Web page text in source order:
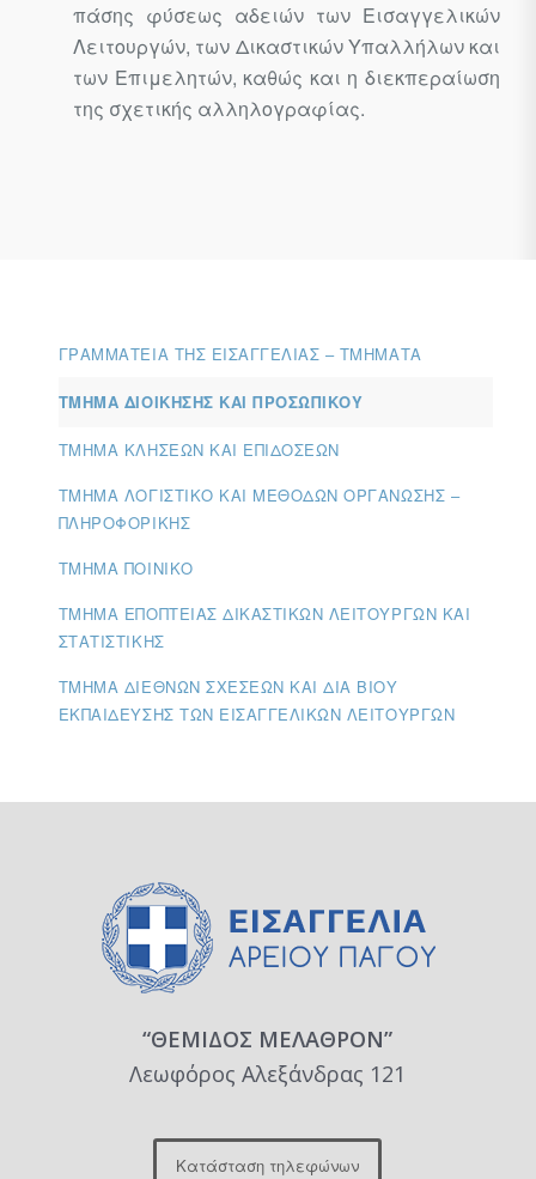
πάσης φύσεως αδειών των Εισαγγελικών
Λειτουργών, των Δικαστικών Υπαλλήλων και
των Επιμελητών, καθώς και η διεκπεραίωση
της σχετικής αλληλογραφίας.
ΓΡΑΜΜΑΤΕΊΑ ΤΗΣ ΕΙΣΑΓΓΕΛΊΑΣ – ΤΜΉΜΑΤΑ
ΤΜΉΜΑ ΔΙΟΊΚΗΣΗΣ ΚΑΙ ΠΡΟΣΩΠΙΚΟΎ
ΤΜΉΜΑ ΚΛΉΣΕΩΝ ΚΑΙ ΕΠΙΔΌΣΕΩΝ
ΤΜΉΜΑ ΛΟΓΙΣΤΙΚΌ ΚΑΙ ΜΕΘΌΔΩΝ ΟΡΓΆΝΩΣΗΣ –
ΠΛΗΡΟΦΟΡΙΚΉΣ
ΤΜΉΜΑ ΠΟΙΝΙΚΌ
ΤΜΉΜΑ ΕΠΟΠΤΕΊΑΣ ΔΙΚΑΣΤΙΚΏΝ ΛΕΙΤΟΥΡΓΏΝ ΚΑΙ
ΣΤΑΤΙΣΤΙΚΉΣ
ΤΜΉΜΑ ΔΙΕΘΝΏΝ ΣΧΈΣΕΩΝ ΚΑΙ ΔΙΑ ΒΊΟΥ
ΕΚΠΑΊΔΕΥΣΗΣ ΤΩΝ ΕΙΣΑΓΓΕΛΙΚΏΝ ΛΕΙΤΟΥΡΓΏΝ
“ΘΕΜΙΔΟΣ ΜΕΛΑΘΡΟΝ”
Λεωφόρος Αλεξάνδρας 121
Κατάσταση τηλεφώνων